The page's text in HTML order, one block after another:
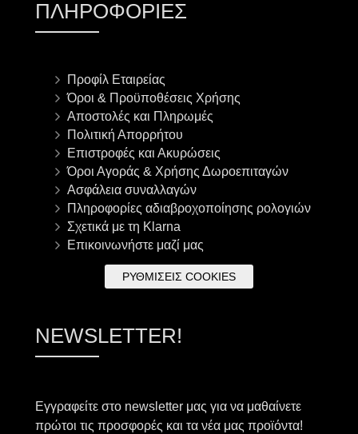
ΠΛΗΡΟΦΟΡΊΕΣ
Προφίλ Εταιρείας
Όροι & Προϋποθέσεις Χρήσης
Αποστολές και Πληρωμές
Πολιτική Απορρήτου
Επιστροφές και Ακυρώσεις
Όροι Αγοράς & Χρήσης Δωροεπιταγών
Ασφάλεια συναλλαγών
Πληροφορίες αδιαβροχοποίησης ρολογιών
Σχετικά με τη Klarna
Επικοινωνήστε μαζί μας
ΡΥΘΜΊΣΕΙΣ COOKIES
NEWSLETTER!
Εγγραφείτε στο newsletter μας για να μαθαίνετε
πρώτοι τις προσφορές και τα νέα μας προϊόντα!